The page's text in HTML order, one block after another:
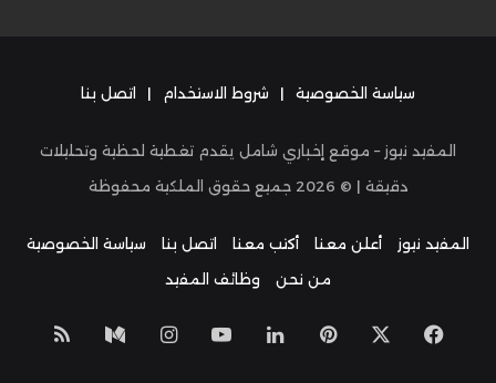
سياسة الخصوصية | شروط الاستخدام | اتصل بنا
المفيد نيوز – موقع إخباري شامل يقدم تغطية لحظية وتحليلات
دقيقة | © 2026 جميع حقوق الملكية محفوظة
المفيد نيوز أعلن معنا أكتب معنا اتصل بنا
سياسة الخصوصية
من نحن
وظائف المفيد
فيسبوك بينتيريست
لينكدإن‫YouTube
انستقراموسط